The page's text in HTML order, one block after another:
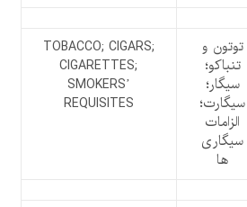
توتون و
تنباکو؛
سیگار؛
سیگارت؛
الزامات
سیگاری
ها
TOBACCO; CIGARS;
CIGARETTES;
SMOKERS’
REQUISITES